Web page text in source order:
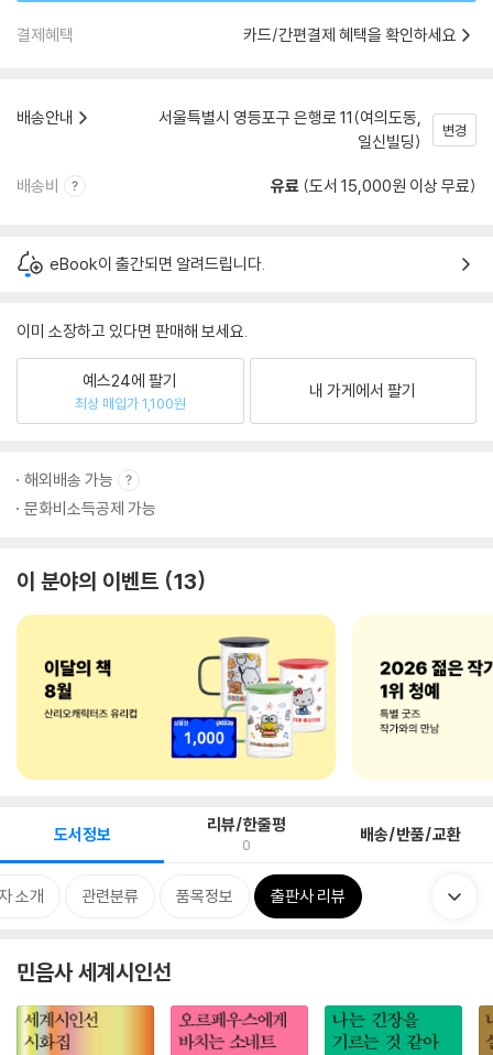
결제혜택 카드/간편결제 혜택을 확인하세요
배송안내
서울특별시 영등포구 은행로 11(여의도동,
일신빌딩)
변경
배송비 유료 (도서 15,000원 이상 무료)
eBook이 출간되면 알려드립니다.
이미 소장하고 있다면 판매해 보세요.
예스24에 팔기
최상 매입가 1,100원
내 가게에서 팔기
해외배송 가능
문화비소득공제 가능
이 분야의 이벤트 13
도서정보 리뷰/한줄평
0 배송/반품/교환
소개 관련분류 품목정보 출판사 리뷰
민음사 세계시인선